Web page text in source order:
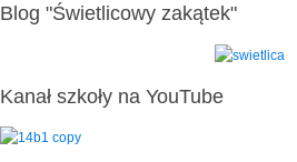
Blog "Świetlicowy zakątek"
Kanał szkoły na YouTube